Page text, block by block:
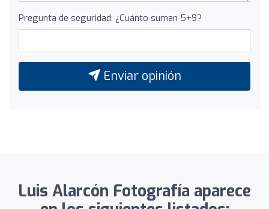
Pregunta de seguridad: ¿Cuánto suman 5+9?
Enviar opinión
Luis Alarcón Fotografía aparece